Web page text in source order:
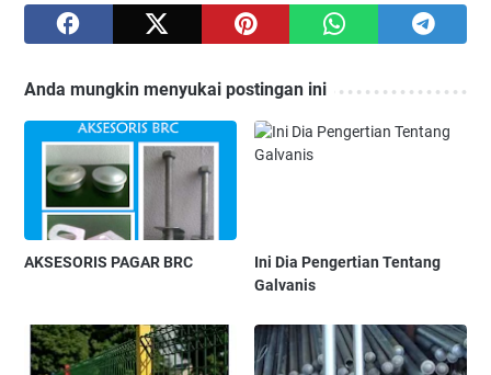
Anda mungkin menyukai postingan ini
AKSESORIS PAGAR BRC
Ini Dia Pengertian Tentang
Galvanis